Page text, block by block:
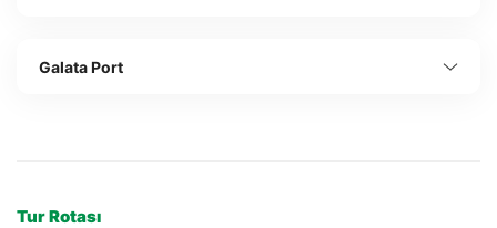
Galata Port
Tur Rotası